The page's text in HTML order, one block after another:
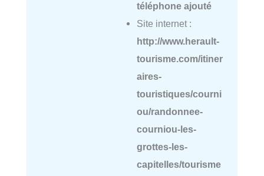
téléphone ajouté
Site internet :
http://www.herault-
tourisme.com/itiner
aires-
touristiques/courni
ou/randonnee-
courniou-les-
grottes-les-
capitelles/tourisme